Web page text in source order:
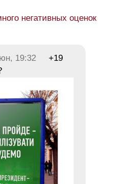
негативных оценок
19:32
+19